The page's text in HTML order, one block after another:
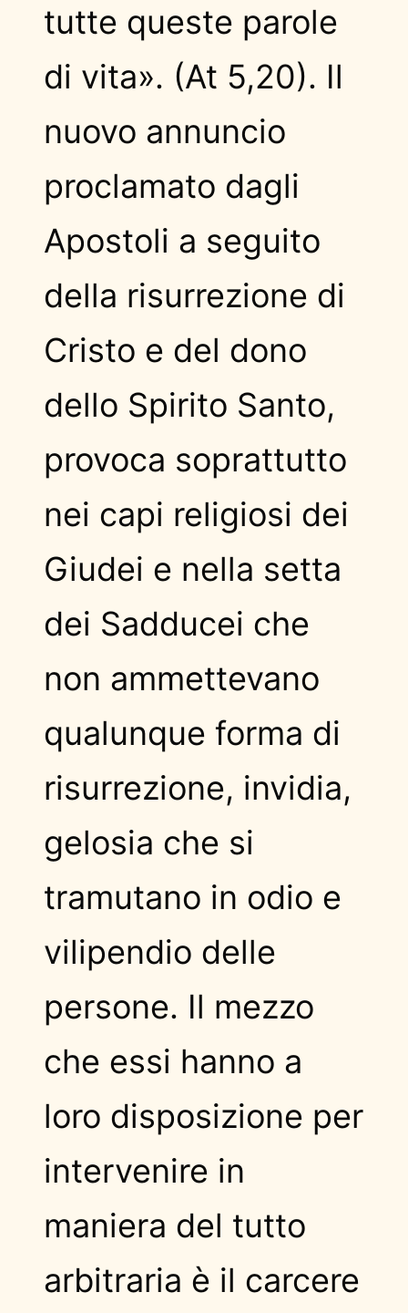
tutte queste parole
di vita». (At 5,20). Il
nuovo annuncio
proclamato dagli
Apostoli a seguito
della risurrezione di
Cristo e del dono
dello Spirito Santo,
provoca soprattutto
nei capi religiosi dei
Giudei e nella setta
dei Sadducei che
non ammettevano
qualunque forma di
risurrezione, invidia,
gelosia che si
tramutano in odio e
vilipendio delle
persone. Il mezzo
che essi hanno a
loro disposizione per
intervenire in
maniera del tutto
arbitraria è il carcere